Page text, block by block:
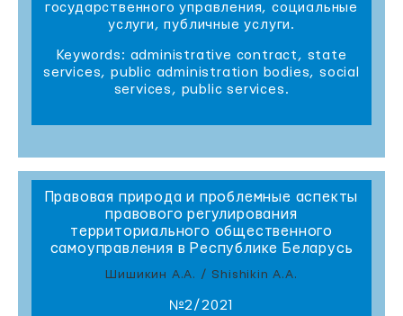
государственного управления, социальные
услуги, публичные услуги.
Keywords: administrative contract, state
services, public administration bodies, social
services, public services.
Правовая природа и проблемные аспекты
правового регулирования
территориального общественного
самоуправления в Республике Беларусь
Шишикин А.А. / Shishikin A.A.
№2/2021